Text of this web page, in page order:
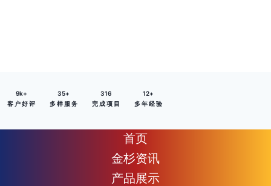
客 户 好 评
9k+
多 样 服 务
35+
完 成 项 目
316
多 年 经 验
12+
首页
金杉资讯
产品展示